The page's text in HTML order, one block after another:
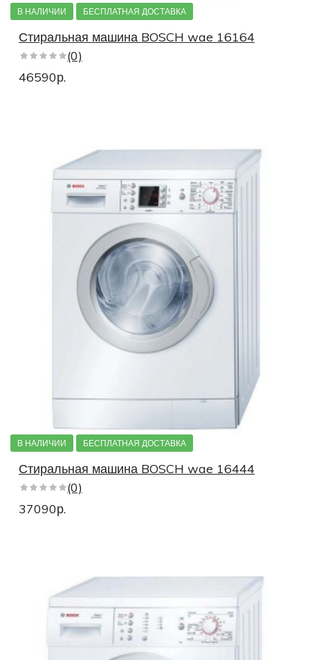
В НАЛИЧИИ БЕСПЛАТНАЯ ДОСТАВКА
Стиральная машина BOSCH wae 16164
(0)
46590р.
В НАЛИЧИИ БЕСПЛАТНАЯ ДОСТАВКА
Стиральная машина BOSCH wae 16444
(0)
37090р.